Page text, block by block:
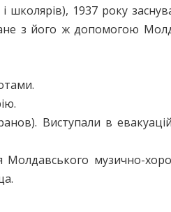
школярів), 1937 року
з його ж допомогою
Виступали в
музично-